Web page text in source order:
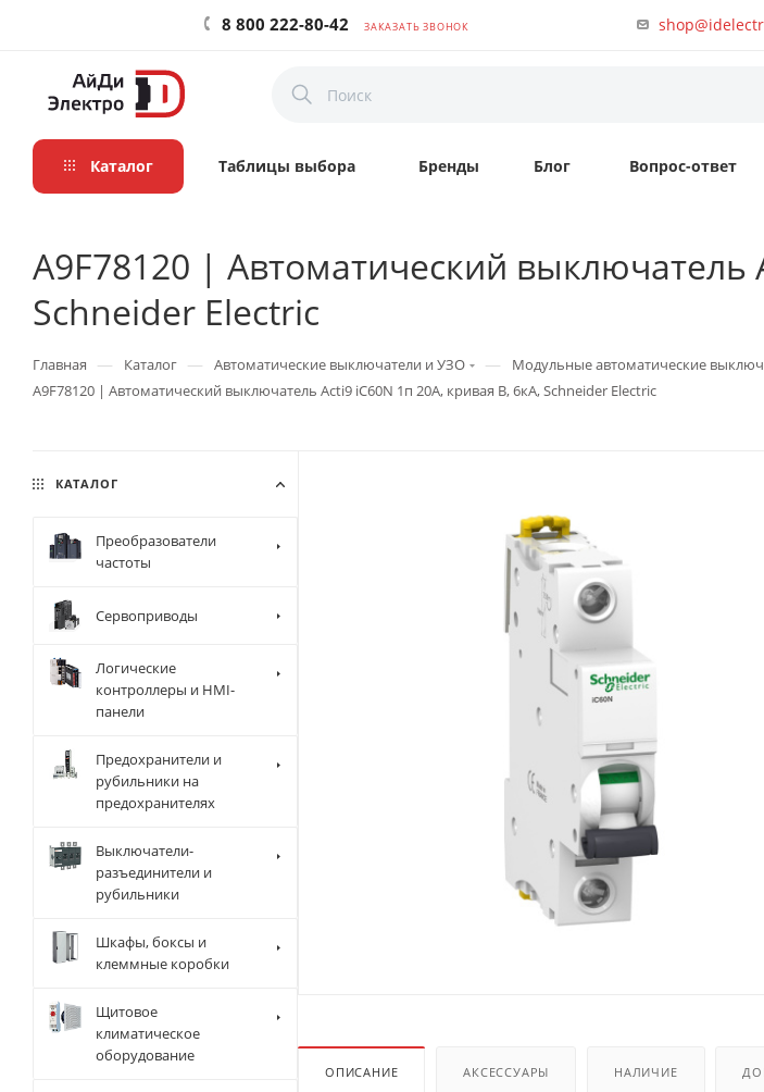
8 800 222-80-42 ЗАКАЗАТЬ ЗВОНОК
Каталог Таблицы выбора Бренды Блог Вопрос-ответ
A9F78120 | Автоматический выключатель
Schneider Electric
Главная — Каталог — Автоматические выключатели и УЗО — Модульные автоматические
A9F78120 | Автоматический выключатель Acti9 iC60N 1п 20А, кривая B, 6кА, Schneider Electric
ОПИСАНИЕ АКСЕССУАРЫ НАЛИЧИЕ
КАТАЛОГ
Преобразователи
частоты
Сервоприводы
Логические
контроллеры и HMI-
панели
Предохранители и
рубильники на
предохранителях
Выключатели-
разъединители и
рубильники
Шкафы, боксы и
клеммные коробки
Щитовое
климатическое
оборудование